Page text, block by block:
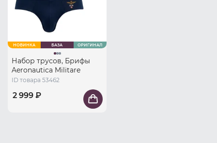
НОВИНКА БАЗА ОРИГИНАЛ
Набор трусов, Брифы
Aeronautica Militare
ID товара 53462
2 999 ₽